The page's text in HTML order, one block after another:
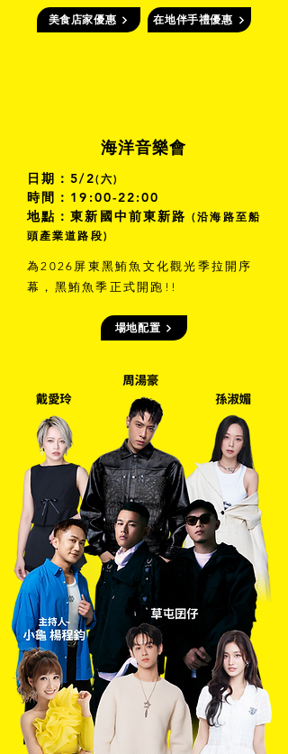
​海洋音樂會
日期：5/2(六)
時間：19:00-22:00
地點：東新國中前東新路 (沿海路至船
頭產業道路段)
為2026屏東黑鮪魚文化觀光季拉開序
幕，黑鮪魚季正式開跑!!
場地配置
美食店家優惠 在地伴手禮優惠